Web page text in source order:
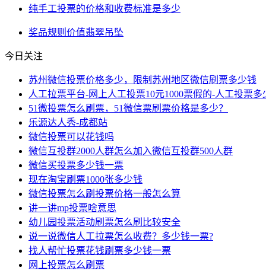
纯手工投票的价格和收费标准是多少
奖品规则 价值翡翠吊坠
今日关注
苏州微信投票价格多少，限制苏州地区微信刷票多少钱
人工拉票平台-网上人工投票10元1000票假的-人工投票多
51微投票怎么刷票，51微信票刷票价格是多少？
乐源达人秀-成都站
微信投票可以花钱吗
微信互投群2000人群怎么加入微信互投群500人群
微信买投票多少钱一票
现在淘宝刷票1000张多少钱
微信投票怎么刷投票价格一般怎么算
讲一讲mp投票啥意思
幼儿园投票活动刷票怎么刷比较安全
说一说微信人工拉票怎么收费？多少钱一票?
找人帮忙投票花钱刷票多少钱一票
网上投票怎么刷票